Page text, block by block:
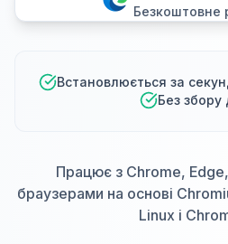
Безкоштовне
Встановлюється за
Без збору
Працює з Chrome,
браузерами на основі
Linux і